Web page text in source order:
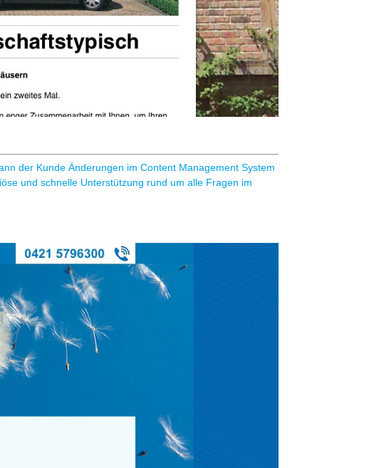
der Kunde Änderungen im Content Management System
und schnelle Unterstützung rund um alle Fragen im